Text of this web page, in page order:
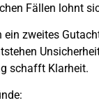
Fällen lohnt
zweites
schafft Klarheit.